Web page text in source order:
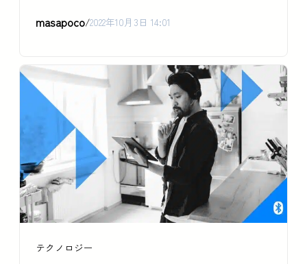
masapoco/2022年10月3日 14:01
テクノロジー